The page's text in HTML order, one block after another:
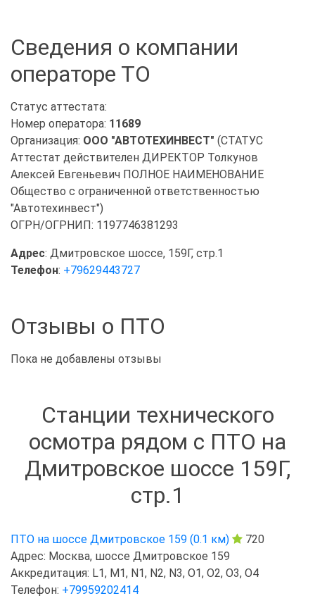
Сведения о компании
операторе ТО
Статус аттестата:
Номер оператора: 11689
Организация: ООО "АВТОТЕХИНВЕСТ" (СТАТУС
Аттестат действителен ДИРЕКТОР Толкунов
Алексей Евгеньевич ПОЛНОЕ НАИМЕНОВАНИЕ
Общество с ограниченной ответственностью
"Автотехинвест")
ОГРН/ОГРНИП: 1197746381293
Адрес: Дмитровское шоссе, 159Г, стр.1
Телефон: +79629443727
Отзывы о ПТО
Пока не добавлены отзывы
Станции технического
осмотра рядом с ПТО на
Дмитровское шоссе 159Г,
стр.1
ПТО на шоссе Дмитровское 159 (0.1 км)
720
Адрес: Москва, шоссе Дмитровское 159
Аккредитация: L1, M1, N1, N2, N3, O1, O2, O3, O4
Телефон: +79959202414